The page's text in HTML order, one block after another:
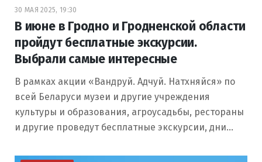
30 МАЯ 2025, 19:30
В июне в Гродно и Гродненской области
пройдут бесплатные экскурсии.
Выбрали самые интересные
В рамках акции «Вандруй. Адчуй. Натхняйся» по
всей Беларуси музеи и другие учреждения
культуры и образования, агроусадьбы, рестораны
и другие проведут бесплатные экскурсии, дни…